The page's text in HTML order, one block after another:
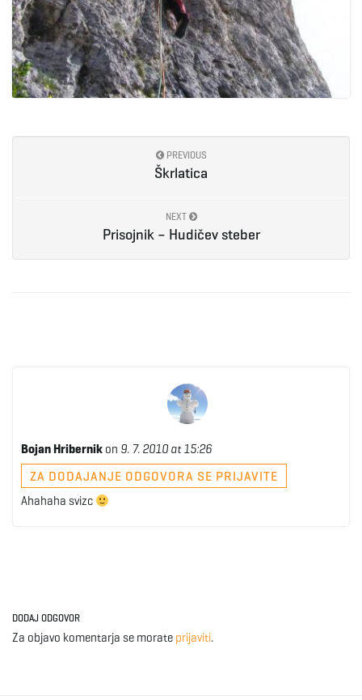
PREVIOUS
Škrlatica
NEXT
Prisojnik – Hudičev steber
Bojan Hribernik on 9. 7. 2010 at 15:26
ZA DODAJANJE ODGOVORA SE PRIJAVITE
Ahahaha svizc
DODAJ ODGOVOR
Za objavo komentarja se morate prijaviti.